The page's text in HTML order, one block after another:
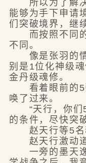
所以为了解决
能够为手下申请
们突破境界，继
而按照不同的
不同。
像是张羽的情
别是1位化神级
金丹级魂修。
看着眼前的5
唤了过来。
“天行，你们5
的条件，尽快突
赵天行等5名
赵天行激动
一旁的墨天逸